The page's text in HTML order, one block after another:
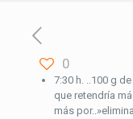
0
7:30 h. ..100 g
que retendría
más